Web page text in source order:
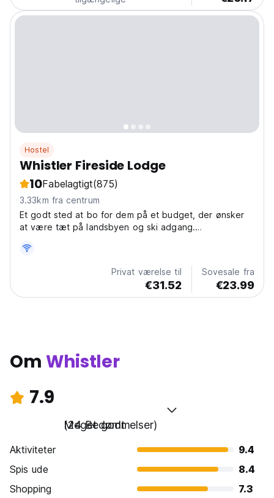
Hostel
Whistler Fireside Lodge
10Fabelagtigt(875)
3.33km fra centrum
Et godt sted at bo for dem på et budget, der ønsker
at være tæt på landsbyen og ski adgang.
Privat værelse til
€31.52
Sovesale fra
€23.99
OmWhistler
7.9
Meget godt
(24 Bedømmelser)
Aktiviteter
9.4
Spis ude
8.4
Shopping
7.3